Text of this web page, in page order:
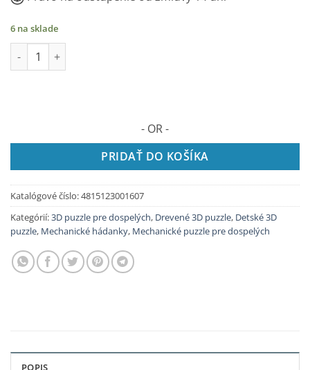
6 na sklade
množstvo AIRCRAFT - 3D mechanické drevené puzzle - 346
- OR -
PRIDAŤ DO KOŠÍKA
Katalógové číslo:4815123001607
Kategórií:3D puzzle pre dospelých, Drevené 3D puzzle, Detské 3D
puzzle, Mechanické hádanky, Mechanické puzzle pre dospelých
POPIS